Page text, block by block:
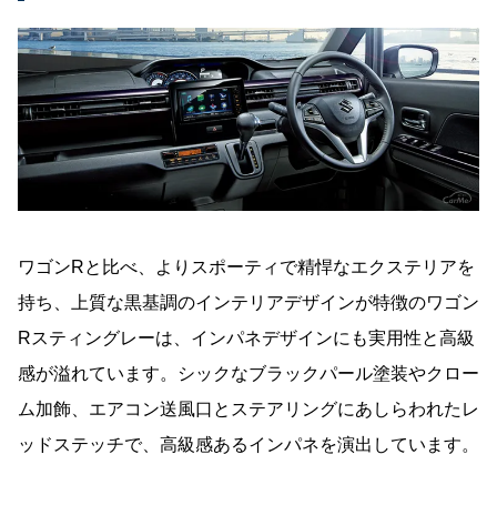
ワゴンRと比べ、よりスポーティで精悍なエクステリアを
持ち、上質な黒基調のインテリアデザインが特徴のワゴン
Rスティングレーは、インパネデザインにも実用性と高級
感が溢れています。シックなブラックパール塗装やクロー
ム加飾、エアコン送風口とステアリングにあしらわれたレ
ッドステッチで、高級感あるインパネを演出しています。